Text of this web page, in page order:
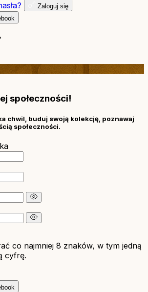
Zaloguj się
społeczności!
chwil, buduj swoją kolekcję, poznawaj
społeczności.
co najmniej 8 znaków, w tym jedną
cyfrę.